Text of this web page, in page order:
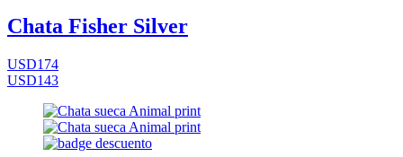
Chata Fisher Silver
USD174
USD143